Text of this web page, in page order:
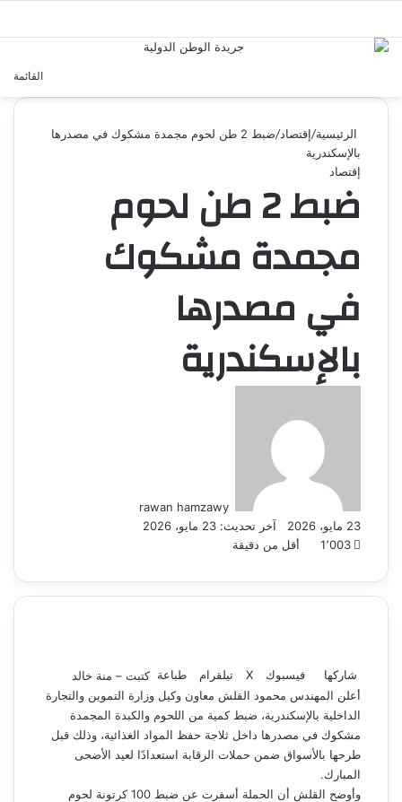
القائمة
الرئيسية/إقتصاد/
ضبط 2 طن لحوم مجمدة مشكوك في مصدرها
بالإسكندرية
إقتصاد
ضبط 2 طن لحوم
مجمدة مشكوك
في مصدرها
بالإسكندرية
rawan hamzawy
23 مايو، 2026
آخر تحديث: 23 مايو، 2026
1٬003
أقل من دقيقة
شاركها فيسبوك ‫X تيلقرام طباعة كتبت – منة خالد
أعلن المهندس محمود القلش معاون وكيل وزارة التموين والتجارة
الداخلية بالإسكندرية، ضبط كمية من اللحوم والكبدة المجمدة
مشكوك في مصدرها داخل ثلاجة حفظ المواد الغذائية، وذلك قبل
طرحها بالأسواق ضمن حملات الرقابة استعدادًا لعيد الأضحى
المبارك.
وأوضح القلش أن الحملة أسفرت عن ضبط 100 كرتونة لحوم